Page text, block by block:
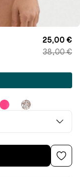
25,00 €
38,00 €
Rose Imprimé